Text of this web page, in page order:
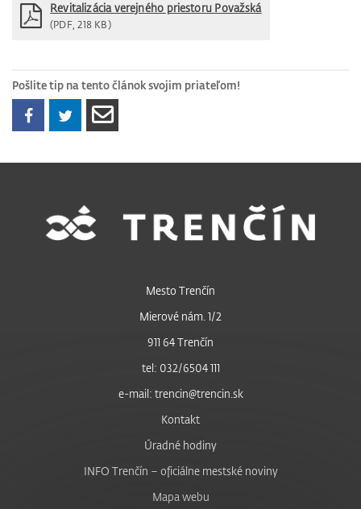
Revitalizácia verejného priestoru Považská
(PDF, 218 KB)
Pošlite tip na tento článok svojim priateľom!
Mesto Trenčín
Mierové nám. 1/2
911 64 Trenčín
tel: 032/6504 111
e-mail: trencin@trencin.sk
Kontakt
Úradné hodiny
INFO Trenčín – oficiálne mestské noviny
Mapa webu